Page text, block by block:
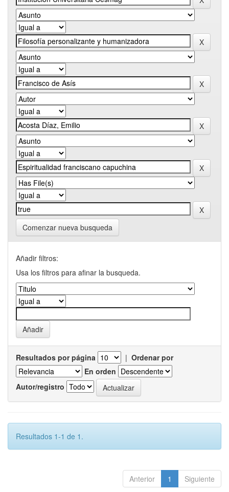
Comenzar nueva busqueda
Añadir filtros:
Usa los filtros para afinar la busqueda.
Resultados por página | Ordenar por
En orden
Autor/registro
Resultados 1-1 de 1.
Anterior 1 Siguiente